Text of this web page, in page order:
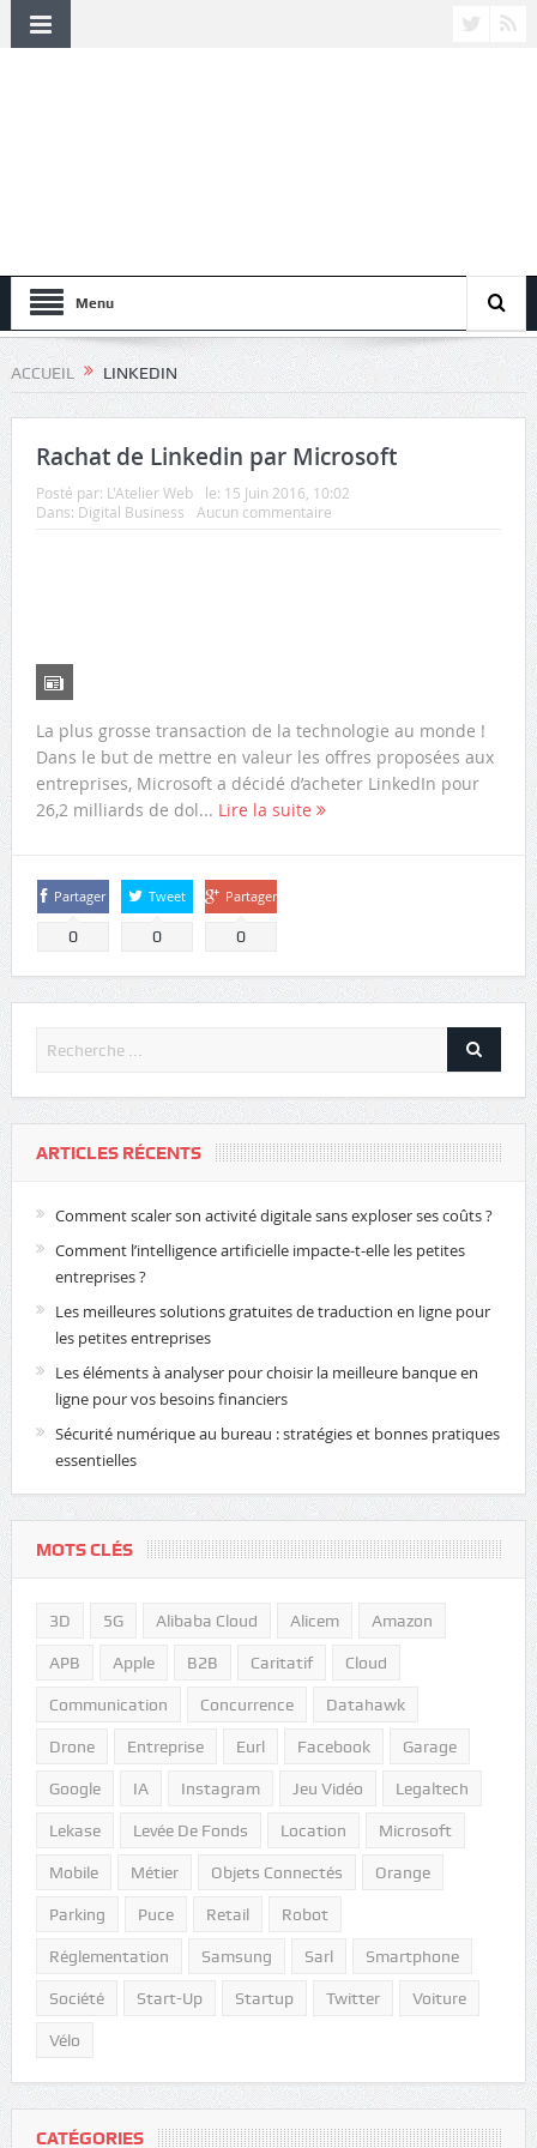
Menu
ACCUEIL LINKEDIN
Rachat de Linkedin par Microsoft
Posté par: L'Atelier Web le: 15 Juin 2016, 10:02
Dans: Digital Business Aucun commentaire
La plus grosse transaction de la technologie au monde !
Dans le but de mettre en valeur les offres proposées aux
entreprises, Microsoft a décidé d’acheter LinkedIn pour
26,2 milliards de dol... Lire la suite
Partager
0
Tweet
0
Partager
0
ARTICLES RÉCENTS
Comment scaler son activité digitale sans exploser ses coûts ?
Comment l’intelligence artificielle impacte-t-elle les petites
entreprises ?
Les meilleures solutions gratuites de traduction en ligne pour
les petites entreprises
Les éléments à analyser pour choisir la meilleure banque en
ligne pour vos besoins financiers
Sécurité numérique au bureau : stratégies et bonnes pratiques
essentielles
MOTS CLÉS
3D 5G Alibaba Cloud Alicem Amazon
APB Apple B2B Caritatif Cloud
Communication Concurrence Datahawk
Drone Entreprise Eurl Facebook Garage
Google IA Instagram Jeu Vidéo Legaltech
Lekase Levée De Fonds Location Microsoft
Mobile Métier Objets Connectés Orange
Parking Puce Retail Robot
Réglementation Samsung Sarl Smartphone
Société Start-Up Startup Twitter Voiture
Vélo
CATÉGORIES